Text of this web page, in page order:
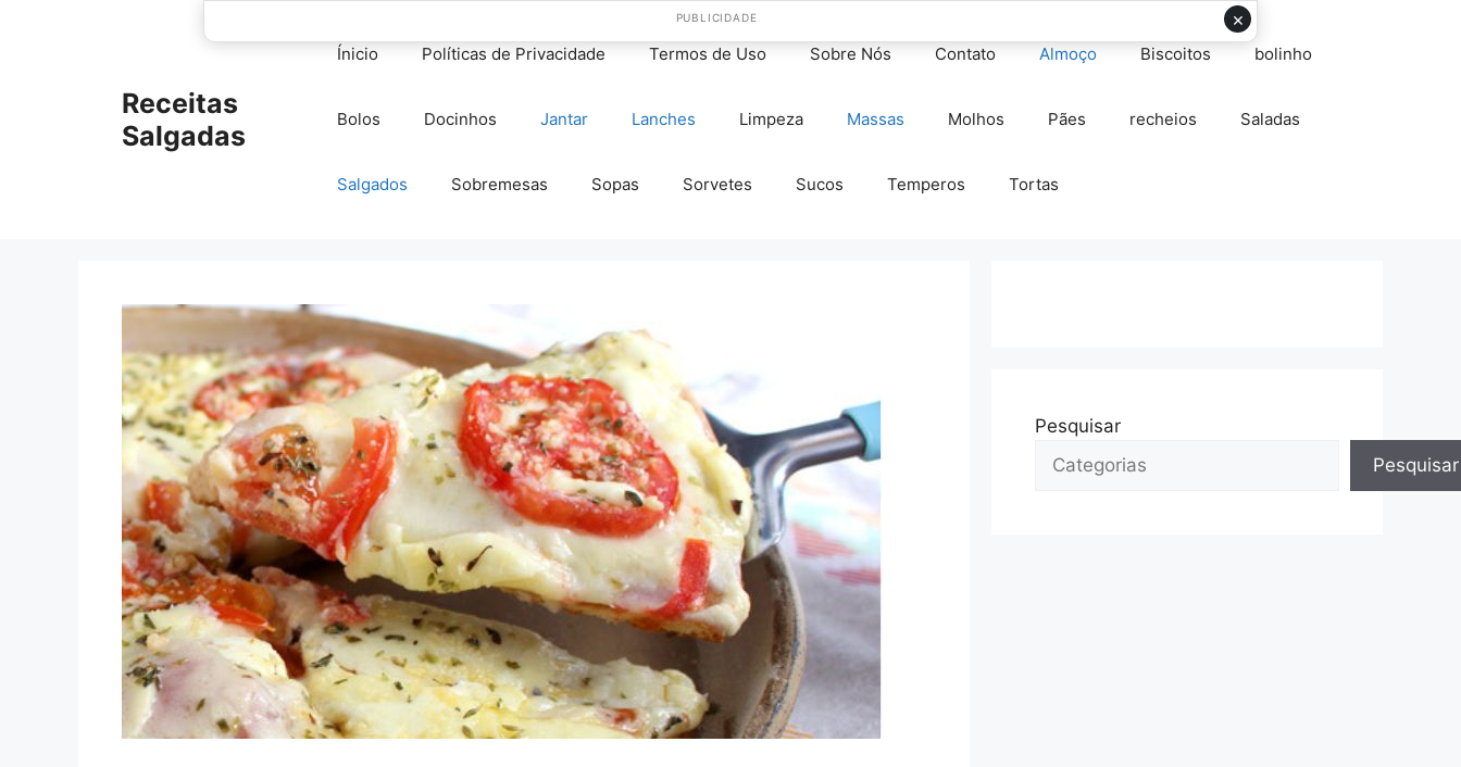
Receitas
Salgadas
Ínicio Políticas de Privacidade Termos de Uso Sobre Nós Contato Almoço Biscoitos bolinho
Bolos Docinhos Jantar Lanches Limpeza Massas Molhos Pães recheios Saladas
Salgados Sobremesas Sopas Sorvetes Sucos Temperos Tortas
Pesquisar
Pesquisar
×
PUBLICIDADE